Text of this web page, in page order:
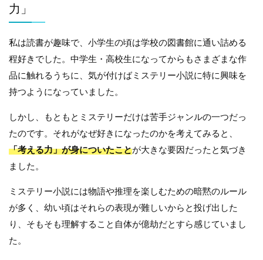
力」
私は読書が趣味で、小学生の頃は学校の図書館に通い詰める
程好きでした 。中学生・高校生になってからもさまざまな作
品に触れるうちに、気が付けばミステリー小説に特に興味を
持つようになっていました。
しかし、もともとミステリーだけは苦手ジャンルの一つだっ
たのです。それがなぜ好きになったのかを考えてみると、
「考える力」が身についたことが大きな要因だったと気づき
ました。
ミステリー小説には物語や推理を楽しむための暗黙のルール
が多く、幼い頃はそれらの表現が難しいからと投げ出した
り、そもそも理解すること自体が億劫だとすら感じていまし
た。